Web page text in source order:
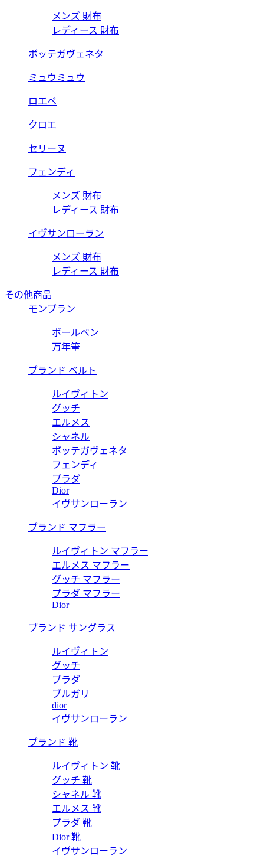
メンズ 財布
レディース 財布
ボッテガヴェネタ
ミュウミュウ
ロエベ
クロエ
セリーヌ
フェンディ
メンズ 財布
レディース 財布
イヴサンローラン
メンズ 財布
レディース 財布
その他商品
モンブラン
ボールペン
万年筆
ブランド ベルト
ルイヴィトン
グッチ
エルメス
シャネル
ボッテガヴェネタ
フェンディ
プラダ
Dior
イヴサンローラン
ブランド マフラー
ルイヴィトン マフラー
エルメス マフラー
グッチ マフラー
プラダ マフラー
Dior
ブランド サングラス
ルイヴィトン
グッチ
プラダ
ブルガリ
dior
イヴサンローラン
ブランド 靴
ルイヴィトン 靴
グッチ 靴
シャネル 靴
エルメス 靴
プラダ 靴
Dior 靴
イヴサンローラン